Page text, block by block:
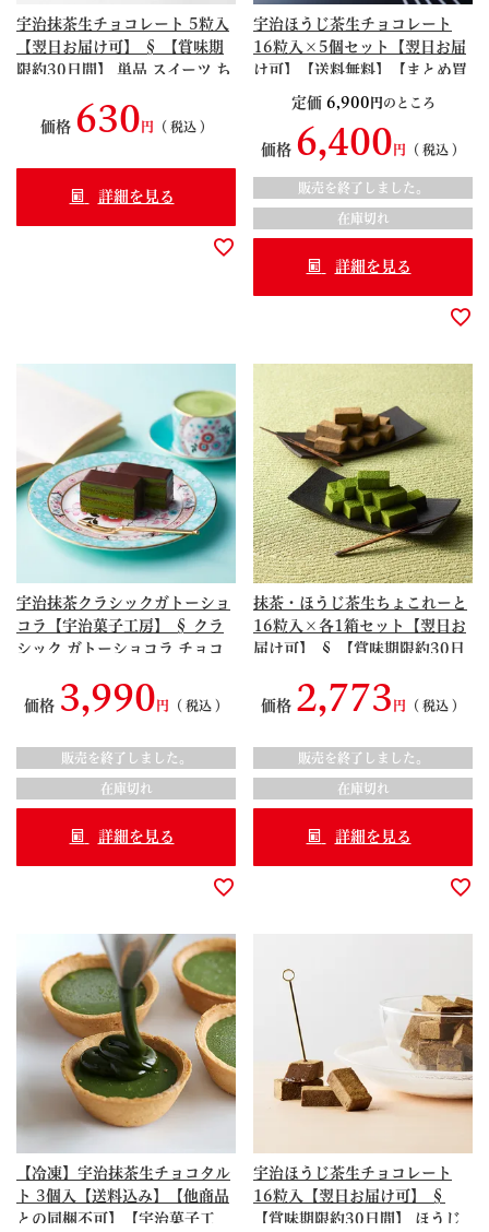
宇治抹茶生チョコレート 5粒入
【翌日お届け可】 § 【賞味期
限約30日間】 単品 スイーツ ち
価格 630 税込
詳細を見る
宇治ほうじ茶生チョコレート
16粒入×5個セット【翌日お届
け可】【送料無料】【まとめ買
い】 § 【賞味期限約30日間】
S99090869
定価 6,900 のところ
価格 6,400 税込
販売を終了しました。
在庫切れ
詳細を見る
宇治抹茶クラシックガトーショ
コラ【宇治菓子工房】 § クラ
シック ガトーショコラ チョコ
094378
価格 3,990 税込
販売を終了しました。
在庫切れ
詳細を見る
抹茶・ほうじ茶生ちょこれーと
16粒入×各1箱セット【翌日お
届け可】 § 【賞味期限約30日
ーと 抹茶 ほうじ茶 京都
S99791323
価格 2,773 税込
販売を終了しました。
在庫切れ
詳細を見る
【冷凍】宇治抹茶生チョコタル
ト 3個入【送料込み】【他商品
との同梱不可】【宇治菓子工
宇治ほうじ茶生チョコレート
16粒入【翌日お届け可】 §
【賞味期限約30日間】 ほうじ